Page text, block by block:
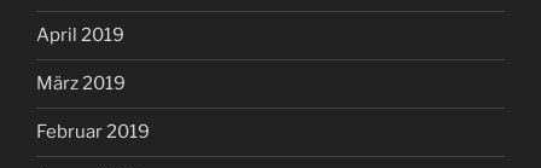
April 2019
März 2019
Februar 2019